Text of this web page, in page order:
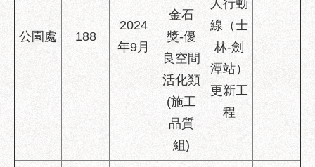
公園處 188
2024
年9月
金石
獎-優
良空間
活化類
(施工
品質
組)
人行動
線（士
林-劍
潭站）
更新工
程